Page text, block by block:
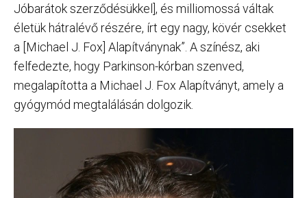
Jóbarátok szerződésükkel], és milliomossá váltak
életük hátralévő részére, írt egy nagy, kövér csekket
a [Michael J. Fox] Alapítványnak”. A színész, aki
felfedezte, hogy Parkinson-kórban szenved,
megalapította a Michael J. Fox Alapítványt, amely a
gyógymód megtalálásán dolgozik.